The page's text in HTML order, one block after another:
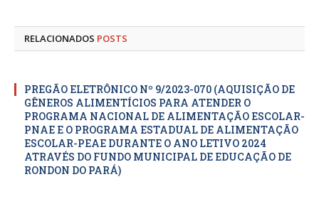
RELACIONADOS POSTS
PREGÃO ELETRÔNICO Nº 9/2023-070 (AQUISIÇÃO DE
GÊNEROS ALIMENTÍCIOS PARA ATENDER O
PROGRAMA NACIONAL DE ALIMENTAÇÃO ESCOLAR-
PNAE E O PROGRAMA ESTADUAL DE ALIMENTAÇÃO
ESCOLAR-PEAE DURANTE O ANO LETIVO 2024
ATRAVÉS DO FUNDO MUNICIPAL DE EDUCAÇÃO DE
RONDON DO PARÁ)